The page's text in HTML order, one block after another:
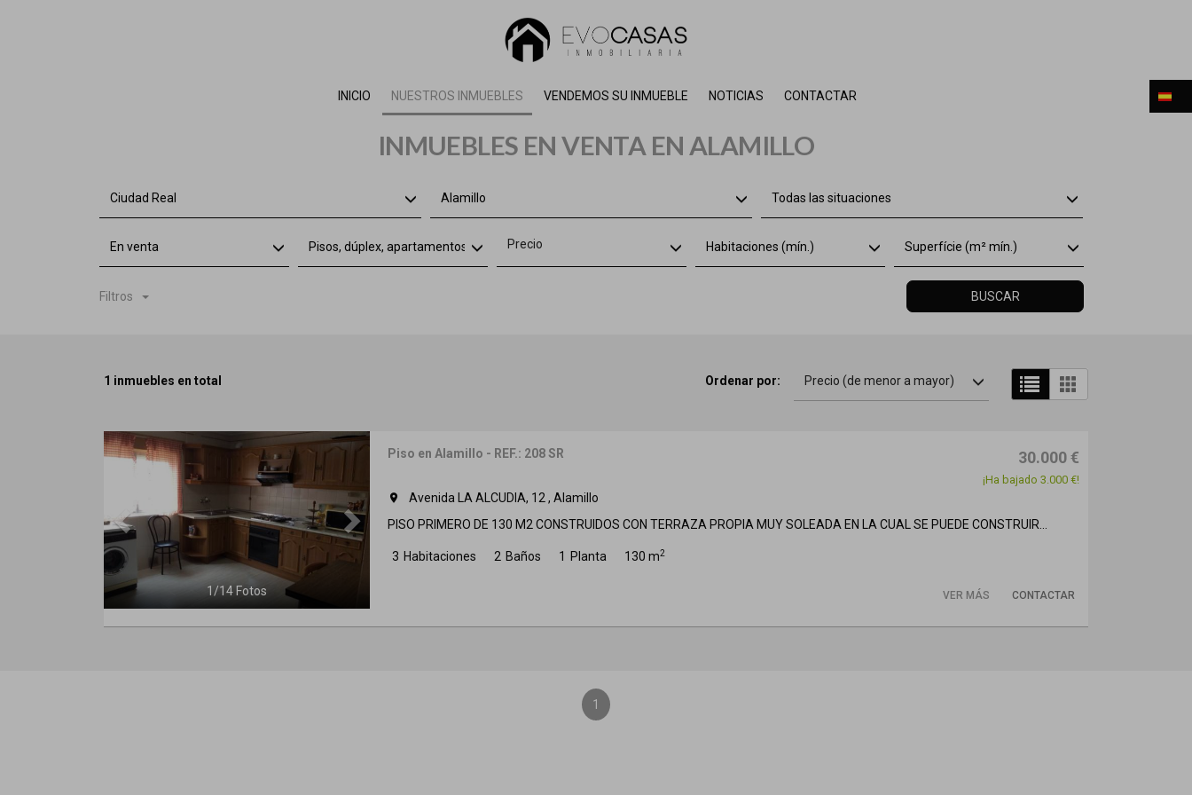
INICIO NUESTROS INMUEBLES VENDEMOS SU INMUEBLE NOTICIAS CONTACTAR
INMUEBLES EN VENTA EN ALAMILLO
Ciudad Real Alamillo Todas las situaciones
En venta Pisos, dúplex, apartamentos, áticos Precio Habitaciones (mín.) Superfície (m² mín.)
Filtros BUSCAR
1 inmuebles en total Ordenar por: Precio (de menor a mayor)
Previous Next
1 /14 Fotos
Piso en Alamillo - REF.: 208 SR 30.000 €
¡Ha bajado 3.000 €!
room
Avenida LA ALCUDIA, 12 , Alamillo
PISO PRIMERO DE 130 M2 CONSTRUIDOS CON TERRAZA PROPIA MUY SOLEADA EN LA CUAL SE PUEDE CONSTRUIR...
3 Habitaciones 2 Baños 1 Planta 130 m2
CONTACTAR
VER MÁS
1